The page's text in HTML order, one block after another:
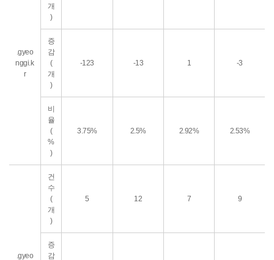
.gyeo
nggi.k
r
개
)
증
감
(
개
)
-123 -13 1 -3
비
율
(
%
)
3.75% 2.5% 2.92% 2.53%
.gyeo
건
수
(
개
)
5 12 7 9
증
감